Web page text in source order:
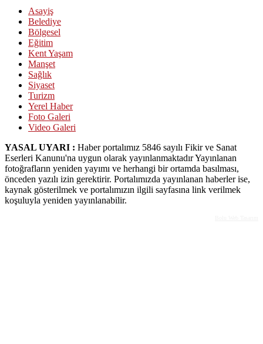
Asayiş
Belediye
Bölgesel
Eğitim
Kent Yaşam
Manşet
Sağlık
Siyaset
Turizm
Yerel Haber
Foto Galeri
Video Galeri
YASAL UYARI : Haber portalımız 5846 sayılı Fikir ve Sanat
Eserleri Kanunu'na uygun olarak yayınlanmaktadır Yayınlanan
fotoğrafların yeniden yayımı ve herhangi bir ortamda basılması,
önceden yazılı izin gerektirir. Portalımızda yayınlanan haberler ise,
kaynak gösterilmek ve portalımızın ilgili sayfasına link verilmek
koşuluyla yeniden yayınlanabilir.